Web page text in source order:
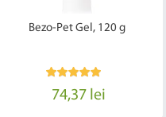
Bezo-Pet Gel, 120 g
74,37 lei